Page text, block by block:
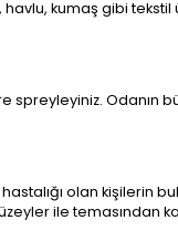
kumaş gibi
Odanın
olan kişilerin
ile temasından